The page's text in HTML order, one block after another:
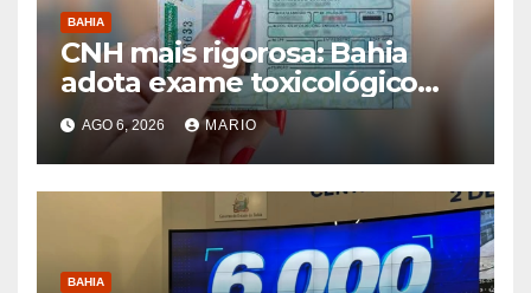
BAHIA
CNH mais rigorosa: Bahia
adota exame toxicológico
para novos motoristas das
categorias A e B
AGO 6, 2026 MARIO
BAHIA